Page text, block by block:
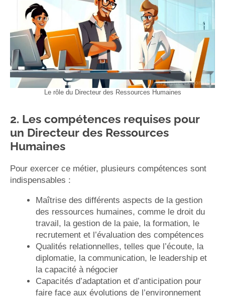
Le rôle du Directeur des Ressources Humaines
2. Les compétences requises pour
un Directeur des Ressources
Humaines
Pour exercer ce métier, plusieurs compétences sont
indispensables :
Maîtrise des différents aspects de la gestion
des ressources humaines, comme le droit du
travail, la gestion de la paie, la formation, le
recrutement et l’évaluation des compétences
Qualités relationnelles, telles que l’écoute, la
diplomatie, la communication, le leadership et
la capacité à négocier
Capacités d’adaptation et d’anticipation pour
faire face aux évolutions de l’environnement